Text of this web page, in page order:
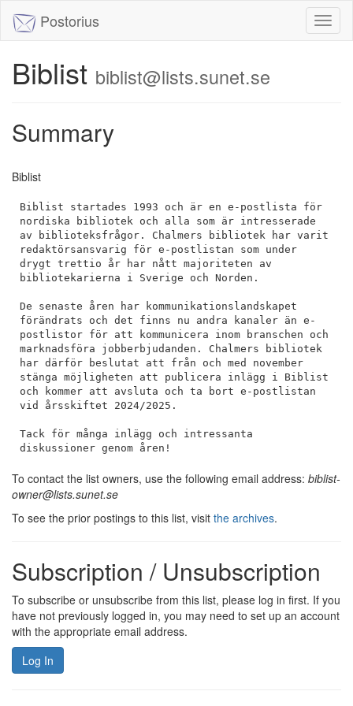
Postorius
Biblist biblist@lists.sunet.se
Summary
Biblist
Biblist startades 1993 och är en e-postlista för
nordiska bibliotek och alla som är intresserade
av biblioteksfrågor. Chalmers bibliotek har varit
redaktörsansvarig för e-postlistan som under
drygt trettio år har nått majoriteten av
bibliotekarierna i Sverige och Norden.
De senaste åren har kommunikationslandskapet
förändrats och det finns nu andra kanaler än e-
postlistor för att kommunicera inom branschen och
marknadsföra jobberbjudanden. Chalmers bibliotek
har därför beslutat att från och med november
stänga möjligheten att publicera inlägg i Biblist
och kommer att avsluta och ta bort e-postlistan
vid årsskiftet 2024/2025.
Tack för många inlägg och intressanta
diskussioner genom åren!
To contact the list owners, use the following email address: biblist-
owner@lists.sunet.se
To see the prior postings to this list, visit the archives.
Subscription / Unsubscription
To subscribe or unsubscribe from this list, please log in first. If you
have not previously logged in, you may need to set up an account
with the appropriate email address.
Log In